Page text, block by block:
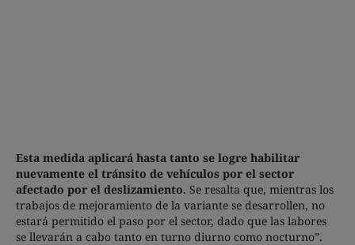
Esta medida aplicará hasta tanto se logre habilitar
nuevamente el tránsito de vehículos por el sector
afectado por el deslizamiento. Se resalta que, mientras los
trabajos de mejoramiento de la variante se desarrollen, no
estará permitido el paso por el sector, dado que las labores
se llevarán a cabo tanto en turno diurno como nocturno”.